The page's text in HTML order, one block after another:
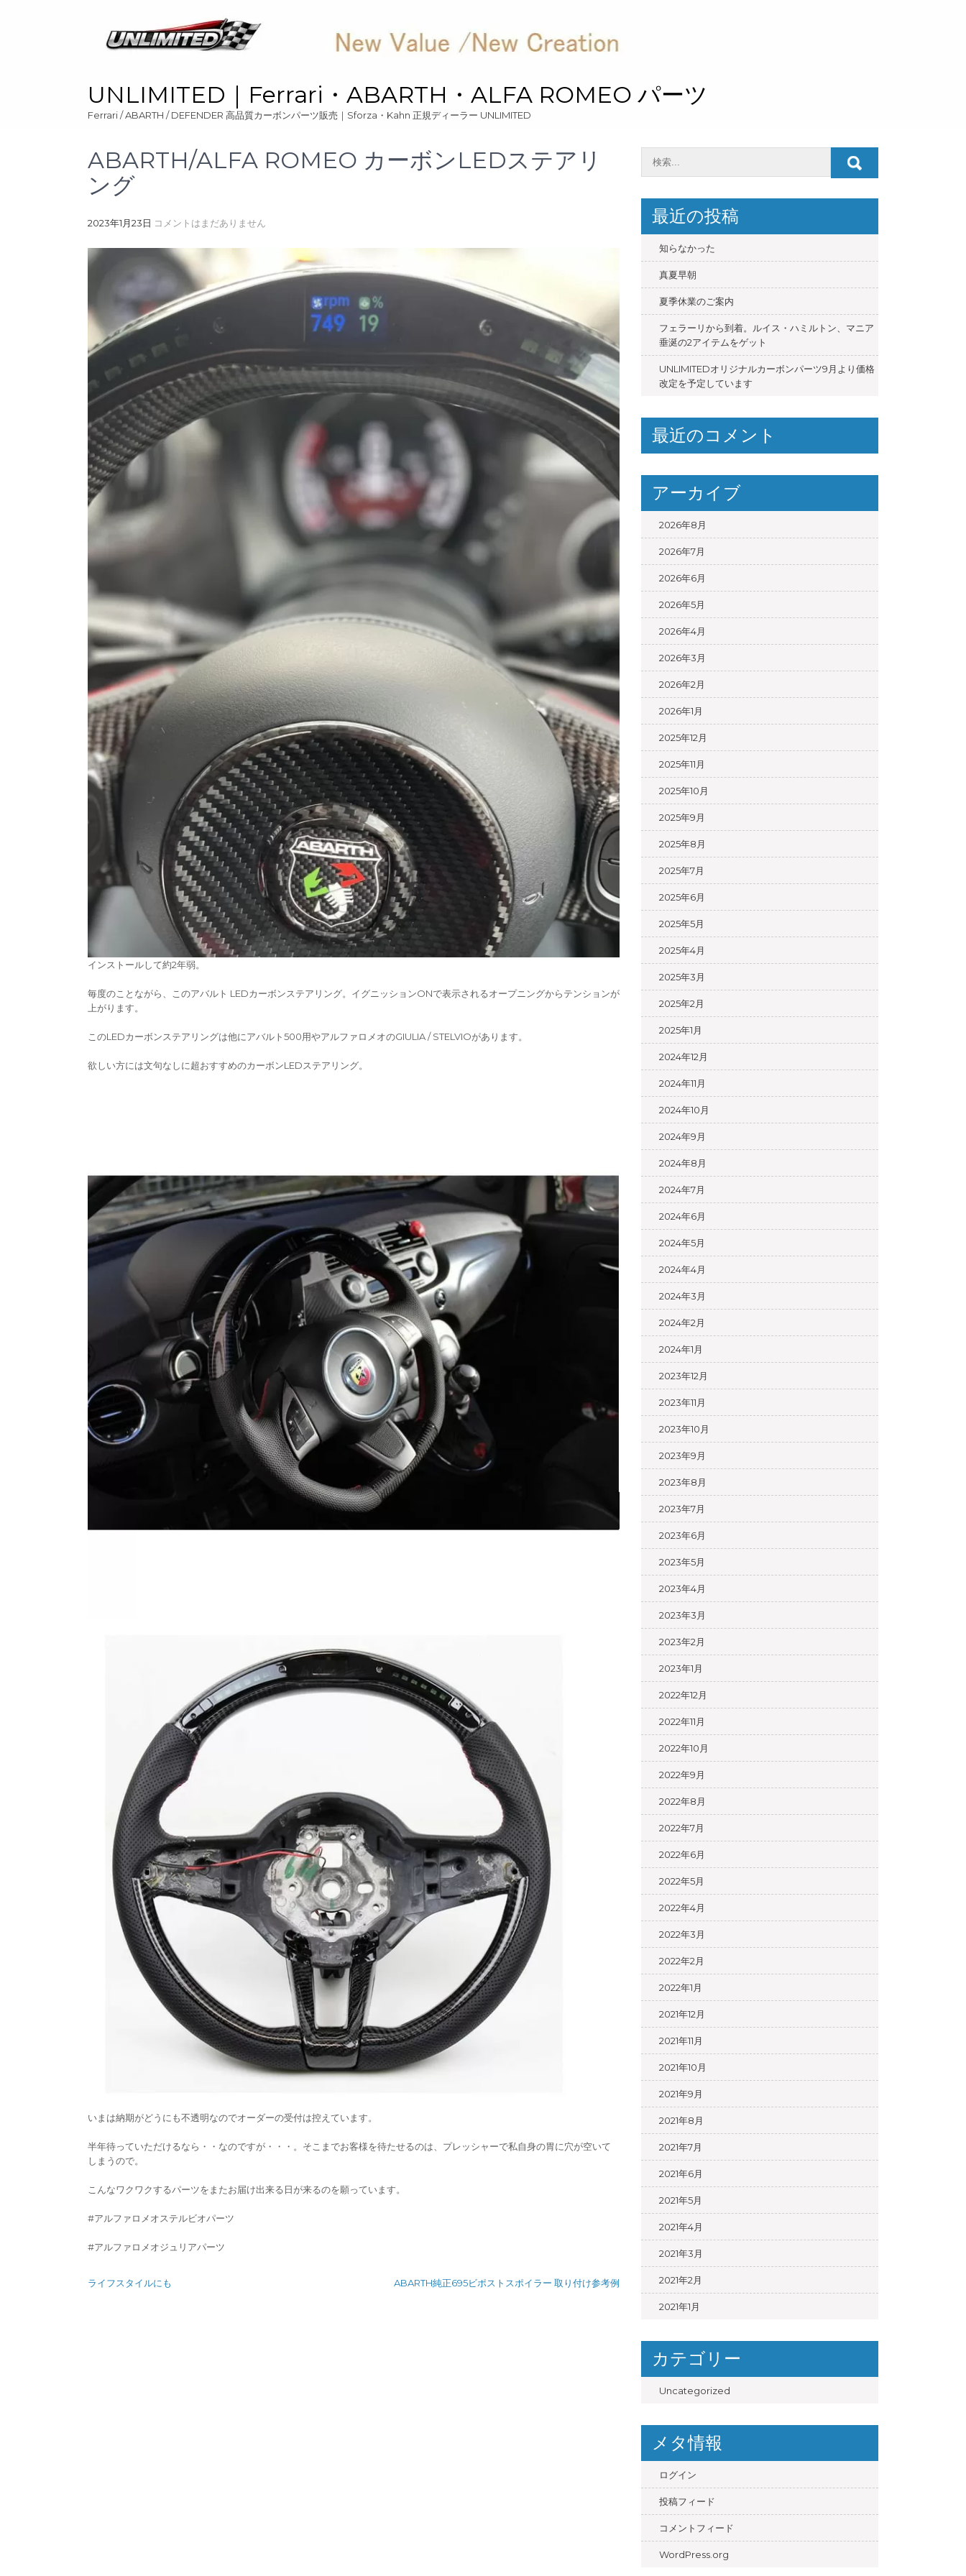
UNLIMITED｜Ferrari・ABARTH・ALFA ROMEO パーツ
Ferrari / ABARTH / DEFENDER 高品質カーボンパーツ販売｜Sforza・Kahn 正規ディーラー UNLIMITED
ABARTH/ALFA ROMEO カーボンLEDステアリ
ング
2023年1月23日 コメントはまだありません
インストールして約2年弱。
毎度のことながら、このアバルト LEDカーボンステアリング。イグニッションONで表示されるオープニングからテンションが
上がります。
このLEDカーボンステアリングは他にアバルト500用やアルファロメオのGIULIA / STELVIOがあります。
欲しい方には文句なしに超おすすめのカーボンLEDステアリング。
いまは納期がどうにも不透明なのでオーダーの受付は控えています。
半年待っていただけるなら・・なのですが・・・。そこまでお客様を待たせるのは、プレッシャーで私自身の胃に穴が空いて
しまうので。
こんなワクワクするパーツをまたお届け出来る日が来るのを願っています。
#アルファロメオステルビオパーツ
#アルファロメオジュリアパーツ
投
ライフスタイルにも ABARTH純正695ビポストスポイラー 取り付け参考例
最近の投稿
知らなかった
真夏早朝
夏季休業のご案内
フェラーリから到着。ルイス・ハミルトン、マニア
垂涎の2アイテムをゲット
UNLIMITEDオリジナルカーボンパーツ9月より価格
改定を予定しています
最近のコメント
アーカイブ
2026年8月
2026年7月
2026年6月
2026年5月
2026年4月
2026年3月
2026年2月
2026年1月
2025年12月
2025年11月
2025年10月
2025年9月
2025年8月
2025年7月
2025年6月
2025年5月
2025年4月
2025年3月
2025年2月
2025年1月
2024年12月
2024年11月
2024年10月
2024年9月
2024年8月
2024年7月
2024年6月
2024年5月
2024年4月
2024年3月
2024年2月
2024年1月
2023年12月
2023年11月
2023年10月
2023年9月
2023年8月
2023年7月
2023年6月
2023年5月
2023年4月
2023年3月
2023年2月
2023年1月
2022年12月
2022年11月
2022年10月
2022年9月
2022年8月
2022年7月
2022年6月
2022年5月
2022年4月
2022年3月
2022年2月
2022年1月
2021年12月
2021年11月
2021年10月
2021年9月
2021年8月
2021年7月
2021年6月
2021年5月
2021年4月
2021年3月
2021年2月
2021年1月
カテゴリー
Uncategorized
メタ情報
ログイン
投稿フィード
コメントフィード
WordPress.org